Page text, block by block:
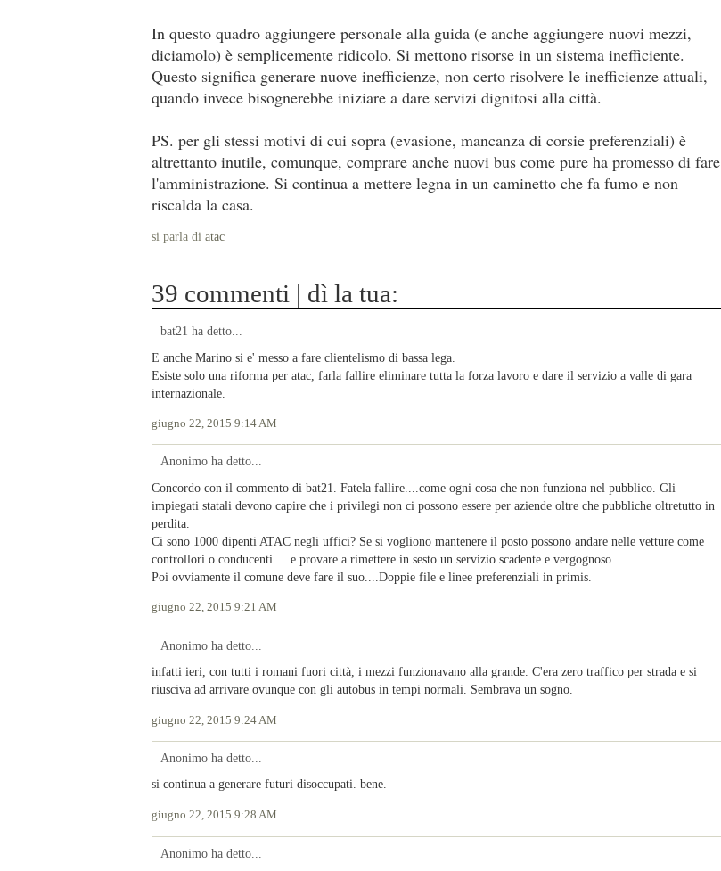
In questo quadro aggiungere personale alla guida (e anche aggiungere nuovi mezzi,
diciamolo) è semplicemente ridicolo. Si mettono risorse in un sistema inefficiente.
Questo significa generare nuove inefficienze, non certo risolvere le inefficienze attuali,
quando invece bisognerebbe iniziare a dare servizi dignitosi alla città.
PS. per gli stessi motivi di cui sopra (evasione, mancanza di corsie preferenziali) è
altrettanto inutile, comunque, comprare anche nuovi bus come pure ha promesso di fare
l'amministrazione. Si continua a mettere legna in un caminetto che fa fumo e non
riscalda la casa.
si parla di atac
39 commenti | dì la tua:
bat21 ha detto...
E anche Marino si e' messo a fare clientelismo di bassa lega.
Esiste solo una riforma per atac, farla fallire eliminare tutta la forza lavoro e dare il servizio a valle di gara
internazionale.
giugno 22, 2015 9:14 AM
Anonimo ha detto...
Concordo con il commento di bat21. Fatela fallire....come ogni cosa che non funziona nel pubblico. Gli
impiegati statali devono capire che i privilegi non ci possono essere per aziende oltre che pubbliche oltretutto in
perdita.
Ci sono 1000 dipenti ATAC negli uffici? Se si vogliono mantenere il posto possono andare nelle vetture come
controllori o conducenti.....e provare a rimettere in sesto un servizio scadente e vergognoso.
Poi ovviamente il comune deve fare il suo....Doppie file e linee preferenziali in primis.
giugno 22, 2015 9:21 AM
Anonimo ha detto...
infatti ieri, con tutti i romani fuori città, i mezzi funzionavano alla grande. C'era zero traffico per strada e si
riusciva ad arrivare ovunque con gli autobus in tempi normali. Sembrava un sogno.
giugno 22, 2015 9:24 AM
Anonimo ha detto...
si continua a generare futuri disoccupati. bene.
giugno 22, 2015 9:28 AM
Anonimo ha detto...